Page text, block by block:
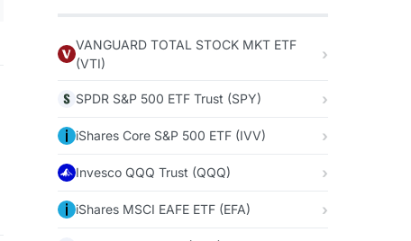
VANGUARD TOTAL STOCK MKT ETF
(VTI)
SPDR S&P 500 ETF Trust (SPY)
iShares Core S&P 500 ETF (IVV)
Invesco QQQ Trust (QQQ)
iShares MSCI EAFE ETF (EFA)